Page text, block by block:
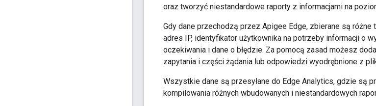
oraz tworzyć niestandardowe raporty z informacjami na
Gdy dane przechodzą przez Apigee Edge, zbierane są różne
adres IP, identyfikator użytkownika na potrzeby informacji o
oczekiwania i dane o błędzie. Za pomocą zasad możesz
zapytania i części żądania lub odpowiedzi wyodrębnione z
Wszystkie dane są przesyłane do Edge Analytics, gdzie są
kompilowania różnych wbudowanych i niestandardowych